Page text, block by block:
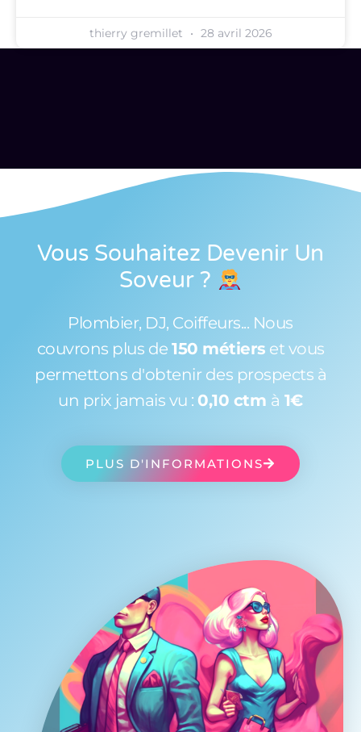
thierry gremillet 28 avril 2026
Vous Souhaitez Devenir Un
Soveur ?
Plombier, DJ, Coiffeurs... Nous
couvrons plus de 150 métiers et vous
permettons d'obtenir des prospects à
un prix jamais vu : 0,10 ctm à 1€
PLUS D'INFORMATIONS